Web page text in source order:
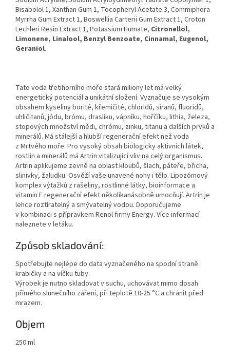
Bisabolol1, Xanthan Gum 1, Tocopheryl Acetate 3, Commiphora
Myrrha Gum Extract1, Boswellia Carterii Gum Extract1, Croton
Lechleri Resin Extract1, Potassium Humate, Citronellol,
Limonene, Linalool, Benzyl Benzoate, Cinnamal, Eugenol,
Geraniol.
Tato voda třetihorního moře stará miliony let má velký
energetický potenciál a unikátní složení. Vyznačuje se vysokým
obsahem kyseliny borité, křemičité, chloridů, síranů, fluoridů,
uhličitanů, jódu, brómu, draslíku, vápníku, hořčíku, lithia, železa,
stopových množství mědi, chrómu, zinku, titanu a dalších prvků a
minerálů. Má stálejší a hlubší regenerační efekt než voda
z Mrtvého moře. Pro vysoký obsah biologicky aktivních látek,
rostlin a minerálů má Artrin vitalizující vliv na celý organismus.
Artrin aplikujeme zevně na oblast kloubů, šlach, páteře, břicha,
slinivky, žaludku. Osvěží vaše unavené nohy i tělo. Lipozómový
komplex výtažků z rašeliny, rostlinné látky, bioinformace a
vitamin E regenerační efekt několikanásobně umocňují. Artrin je
lehce roztíratelný a smývatelný vodou. Doporučujeme
v kombinaci s přípravkem Renol firmy Energy. Více informací
naleznete v letáku.
Způsob skladování:
Spotřebujte nejlépe do data vyznačeného na spodní straně
krabičky a na víčku tuby.
Výrobek je nutno skladovat v suchu, uchovávat mimo dosah
přímého slunečního záření, při teplotě 10-25 °C a chránit před
mrazem.
Objem
250 ml